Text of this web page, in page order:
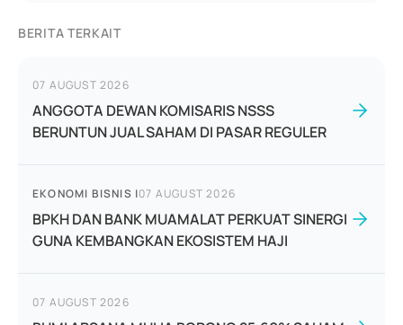
BERITA TERKAIT
07 AUGUST 2026
ANGGOTA DEWAN KOMISARIS NSSS
BERUNTUN JUAL SAHAM DI PASAR REGULER
EKONOMI BISNIS |07 AUGUST 2026
BPKH DAN BANK MUAMALAT PERKUAT SINERGI
GUNA KEMBANGKAN EKOSISTEM HAJI
07 AUGUST 2026